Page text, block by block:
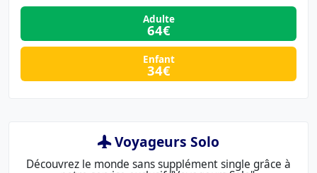
Adulte
64€
Enfant
34€
Voyageurs Solo
Découvrez le monde sans supplément single grâce à